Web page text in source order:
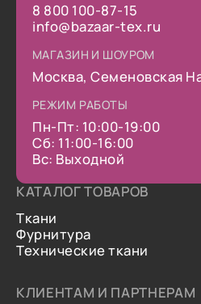
8 800 100-87-15
info@bazaar-tex.ru
МАГАЗИН И ШОУРОМ
Москва, Семеновская
РЕЖИМ РАБОТЫ
Пн-Пт: 10:00-19:00
Сб: 11:00-16:00
Вс: Выходной
КАТАЛОГ ТОВАРОВ
Ткани
Фурнитура
Технические ткани
КЛИЕНТАМ И ПАРТНЕРАМ